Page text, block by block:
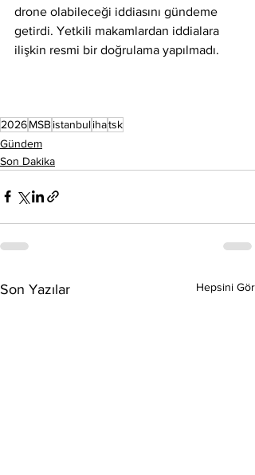
drone olabileceği iddiasını gündeme
getirdi. Yetkili makamlardan iddialara
ilişkin resmi bir doğrulama yapılmadı.
2026MSB istanbulihatsk
Gündem
Son Dakika
Son Yazılar Hepsini Gör